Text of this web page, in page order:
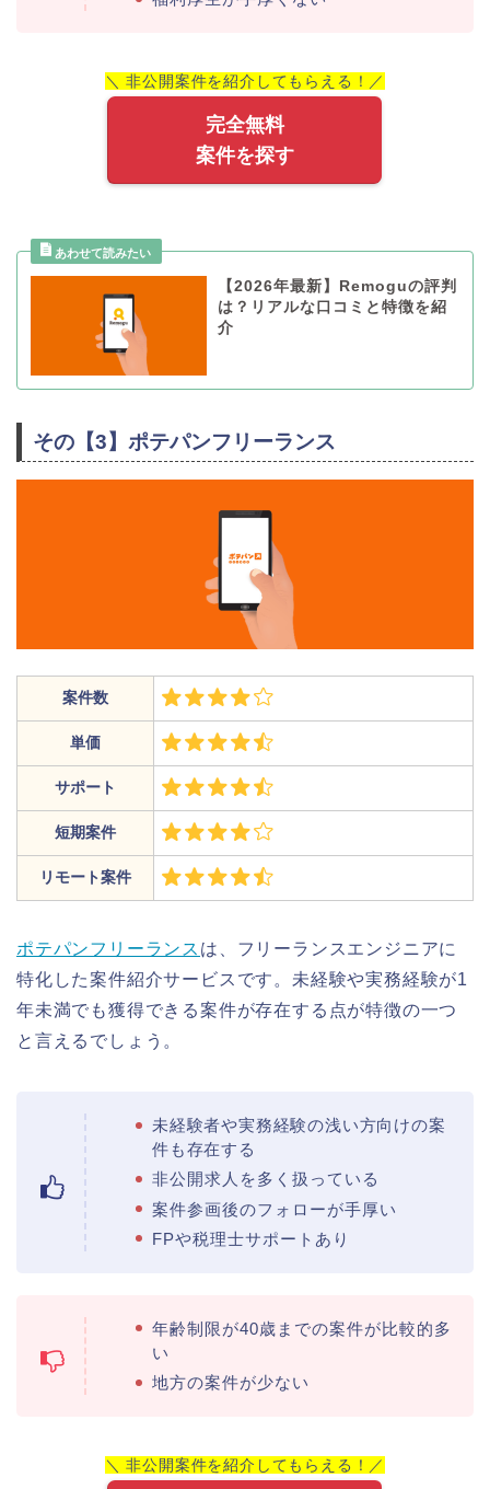
＼ 非公開案件を紹介してもらえる！／
完全無料
案件を探す
【2026年最新】Remoguの評判
は？リアルな口コミと特徴を紹
介
その【3】ポテパンフリーランス
案件数
単価
サポート
短期案件
リモート案件
ポテパンフリーランス は、フリーランスエンジニアに
特化した案件紹介サービスです。未経験や実務経験が1
年未満でも獲得できる案件が存在する点が特徴の一つ
と言えるでしょう。
未経験者や実務経験の浅い方向けの案
件も存在する
非公開求人を多く扱っている
案件参画後のフォローが手厚い
FPや税理士サポートあり
年齢制限が40歳までの案件が比較的多
い
地方の案件が少ない
＼ 非公開案件を紹介してもらえる！／